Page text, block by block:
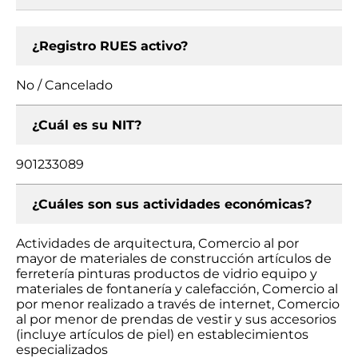
¿Registro RUES activo?
No / Cancelado
¿Cuál es su NIT?
901233089
¿Cuáles son sus actividades económicas?
Actividades de arquitectura, Comercio al por
mayor de materiales de construcción artículos de
ferretería pinturas productos de vidrio equipo y
materiales de fontanería y calefacción, Comercio al
por menor realizado a través de internet, Comercio
al por menor de prendas de vestir y sus accesorios
(incluye artículos de piel) en establecimientos
especializados